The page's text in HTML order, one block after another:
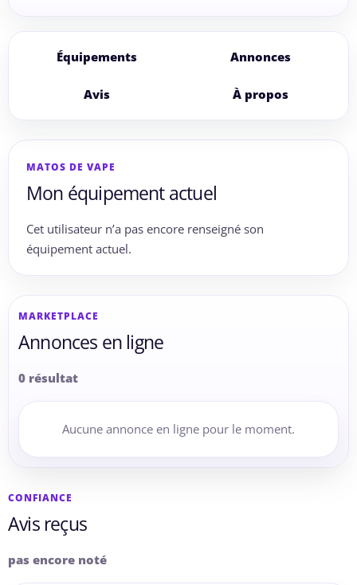
Équipements Annonces
Avis À propos
MATOS DE VAPE
Mon équipement actuel
Cet utilisateur n’a pas encore renseigné son
équipement actuel.
MARKETPLACE
Annonces en ligne
0 résultat
Aucune annonce en ligne pour le moment.
CONFIANCE
Avis reçus
pas encore noté